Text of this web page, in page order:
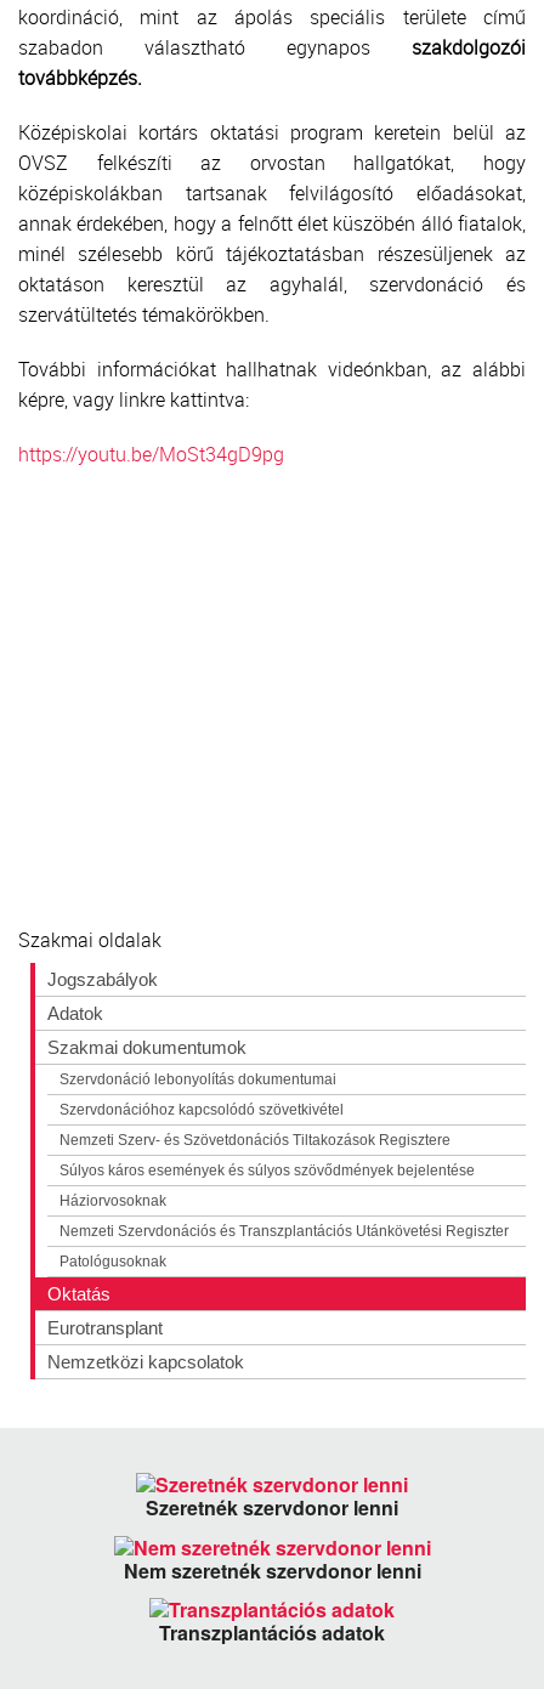
koordináció, mint az ápolás speciális területe című
szabadon választható egynapos szakdolgozói
továbbképzés.
Középiskolai kortárs oktatási program keretein belül az
OVSZ felkészíti az orvostan hallgatókat, hogy
középiskolákban tartsanak felvilágosító előadásokat,
annak érdekében, hogy a felnőtt élet küszöbén álló fiatalok,
minél szélesebb körű tájékoztatásban részesüljenek az
oktatáson keresztül az agyhalál, szervdonáció és
szervátültetés témakörökben.
További információkat hallhatnak videónkban, az alábbi
képre, vagy linkre kattintva:
https://youtu.be/MoSt34gD9pg
Szakmai oldalak
Jogszabályok
Adatok
Szakmai dokumentumok
Szervdonáció lebonyolítás dokumentumai
Szervdonációhoz kapcsolódó szövetkivétel
Nemzeti Szerv- és Szövetdonációs Tiltakozások Regisztere
Súlyos káros események és súlyos szövődmények bejelentése
Háziorvosoknak
Nemzeti Szervdonációs és Transzplantációs Utánkövetési Regiszter
Patológusoknak
Oktatás
Eurotransplant
Nemzetközi kapcsolatok
Szeretnék szervdonor lenni
Nem szeretnék szervdonor lenni
Transzplantációs adatok